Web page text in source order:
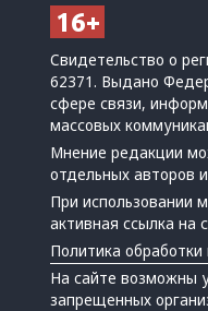
Свидетельство о
62371. Выдано
сфере связи,
массовых
Мнение редакции
отдельных авторов
При использовании
активная ссылка на
Политика
На сайте возможны
запрещенных